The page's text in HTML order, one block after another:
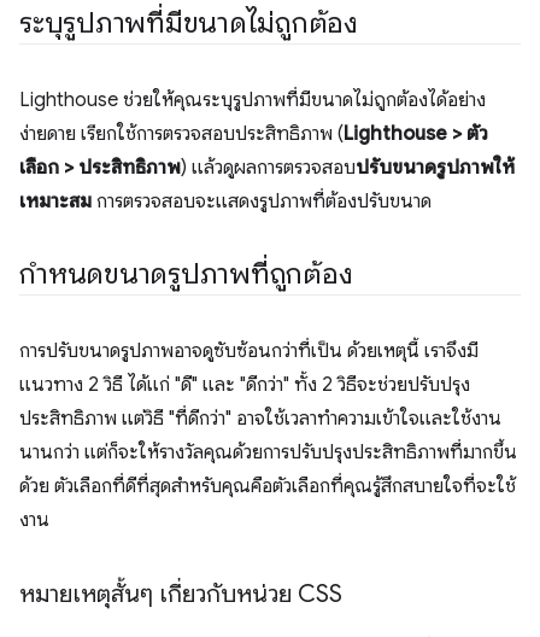
ระบุรูปภาพที่มีขนาดไม่ถูกต้อง
Lighthouse ช่วยให้คุณระบุรูปภาพที่มีขนาดไม่ถูกต้องได้อย่าง
ง่ายดาย เรียกใช้การตรวจสอบประสิทธิภาพ (Lighthouse > ตัว
เลือก > ประสิทธิภาพ) แล้วดูผลการตรวจสอบปรับขนาดรูปภาพให้
เหมาะสม การตรวจสอบจะแสดงรูปภาพที่ต้องปรับขนาด
กำหนดขนาดรูปภาพที่ถูกต้อง
การปรับขนาดรูปภาพอาจดูซับซ้อนกว่าที่เป็น ด้วยเหตุนี้ เราจึงมี
แนวทาง 2 วิธี ได้แก่ "ดี" และ "ดีกว่า" ทั้ง 2 วิธีจะช่วยปรับปรุง
ประสิทธิภาพ แต่วิธี "ที่ดีกว่า" อาจใช้เวลาทำความเข้าใจและใช้งาน
นานกว่า แต่ก็จะให้รางวัลคุณด้วยการปรับปรุงประสิทธิภาพที่มากขึ้น
ด้วย ตัวเลือกที่ดีที่สุดสำหรับคุณคือตัวเลือกที่คุณรู้สึกสบายใจที่จะใช้
งาน
หมายเหตุสั้นๆ เกี่ยวกับหน่วย CSS